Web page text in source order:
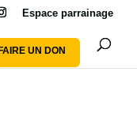
Espace parrainage
FAIRE UN DON